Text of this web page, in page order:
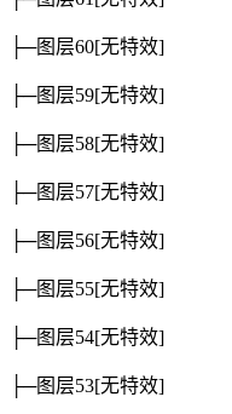
├─图层60[无特效]
├─图层59[无特效]
├─图层58[无特效]
├─图层57[无特效]
├─图层56[无特效]
├─图层55[无特效]
├─图层54[无特效]
├─图层53[无特效]